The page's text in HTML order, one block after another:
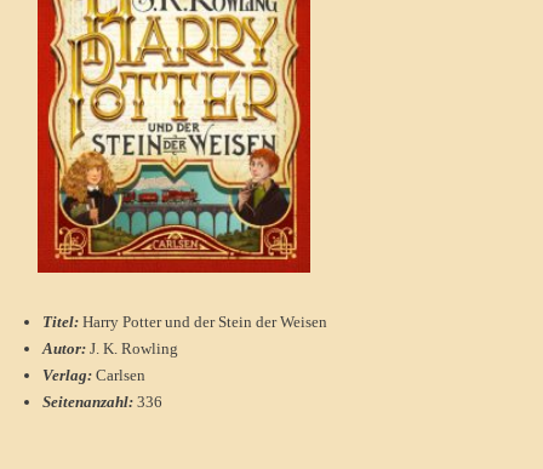
Titel: Harry Potter und der Stein der Weisen
Autor: J. K. Rowling
Verlag: Carlsen
Seitenanzahl: 336